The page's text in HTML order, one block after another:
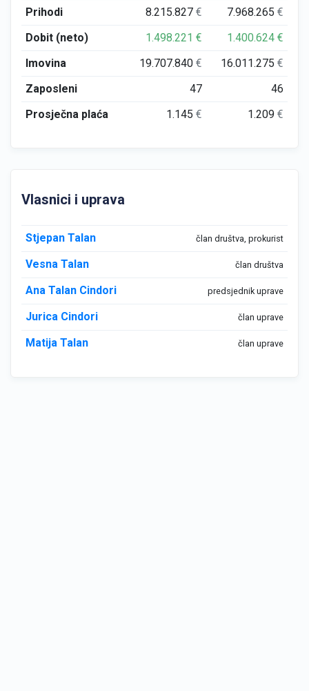
Prihodi
8.215.827€ 7.968.265€
Dobit (neto)
1.498.221€ 1.400.624€
Imovina
19.707.840€ 16.011.275€
Zaposleni
47
46
Prosječna plaća
1.145€ 1.209€
Vlasnici i uprava
Stjepan Talan član društva, prokurist
Vesna Talan član društva
Ana Talan Cindori predsjednik uprave
Jurica Cindori član uprave
Matija Talan član uprave